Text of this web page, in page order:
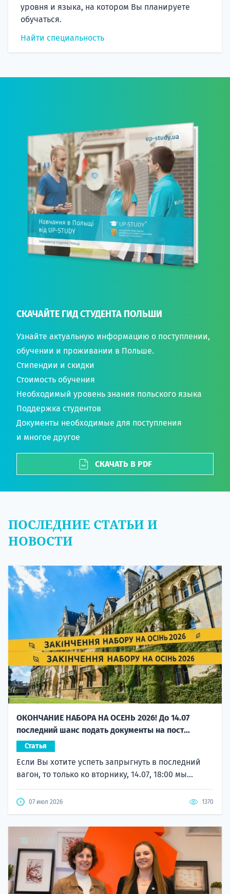
уровня и языка, на котором Вы планируете
обучаться.
Найти специальность
СКАЧАЙТЕ ГИД СТУДЕНТА ПОЛЬШИ
Узнайте актуальную информацию о поступлении,
обучении и проживании в Польше.
Стипендии и скидки
Стоимость обучения
Необходимый уровень знания польского языка
Поддержка студентов
Документы необходимые для поступления
и многое другое
СКАЧАТЬ В PDF
ПОСЛЕДНИЕ СТАТЬИ И
НОВОСТИ
ОКОНЧАНИЕ НАБОРА НА ОСЕНЬ 2026! До 14.07
последний шанс подать документы на пост...
Статья
Если Вы хотите успеть запрыгнуть в последний
вагон, то только ко вторнику, 14.07, 18:00 мы...
07 июл 2026 1370